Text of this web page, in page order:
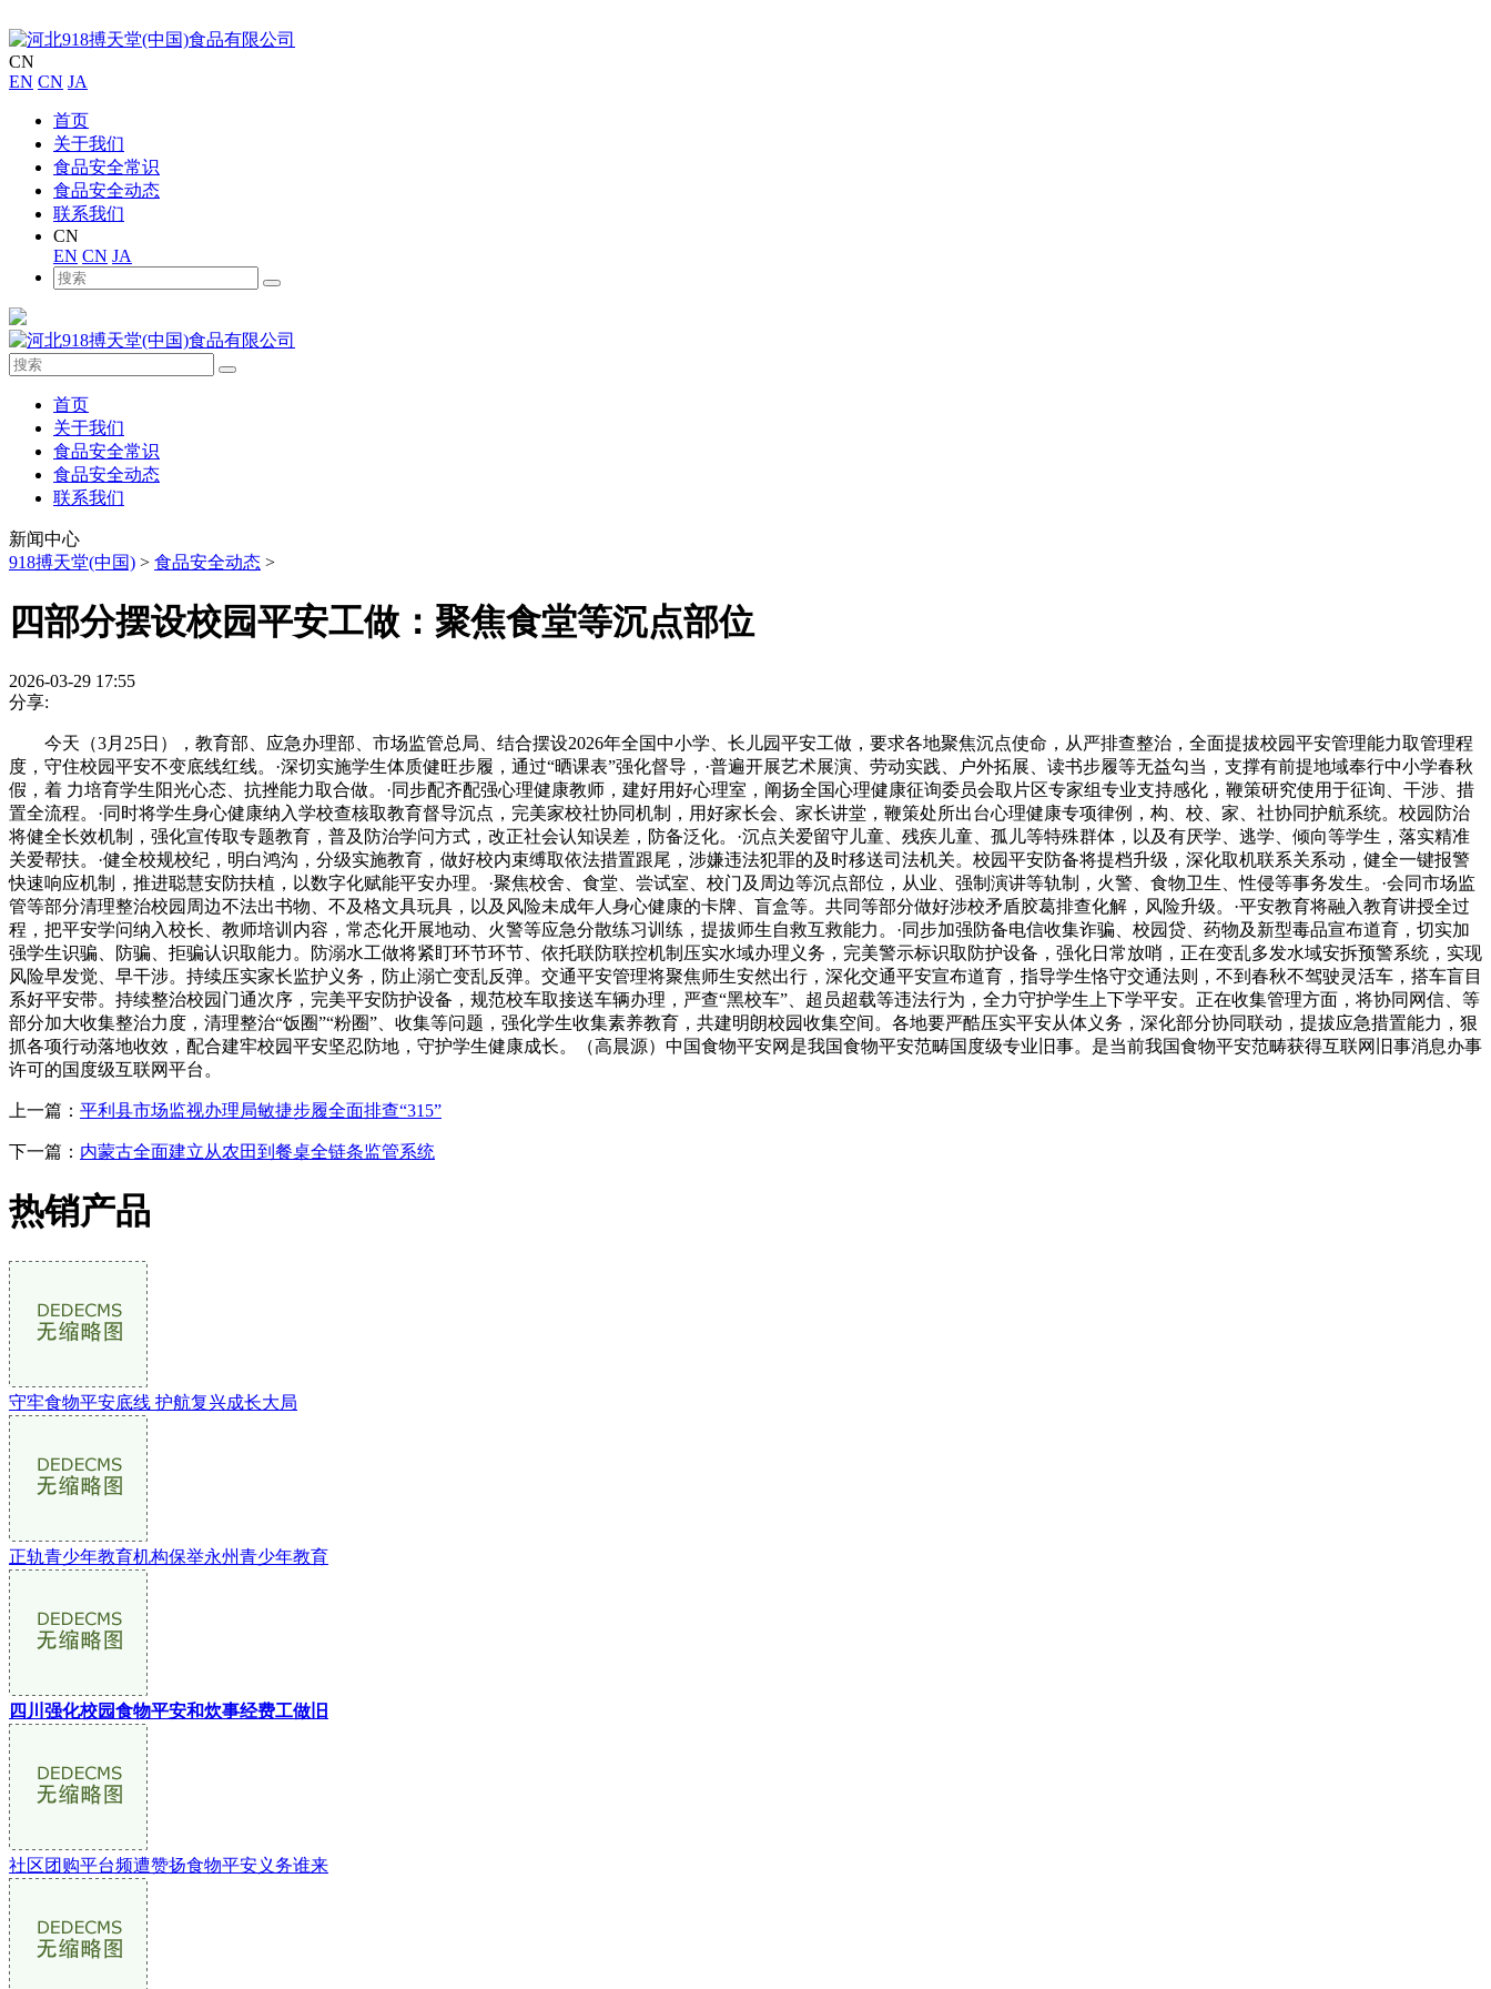
CN
EN CN JA
首页
关于我们
食品安全常识
食品安全动态
联系我们
CN
EN CN JA
首页
关于我们
食品安全常识
食品安全动态
联系我们
新闻中心
918搏天堂(中国) > 食品安全动态 >
四部分摆设校园平安工做：聚焦食堂等沉点部位
2026-03-29 17:55
分享:
今天（3月25日），教育部、应急办理部、市场监管总局、结合摆设2026年全国中小学、长儿园平安工做，要求各地聚焦沉点使命，从严排查整治，全面提拔校园平安管理能力取管理程
度，守住校园平安不变底线红线。·深切实施学生体质健旺步履，通过“晒课表”强化督导，·普遍开展艺术展演、劳动实践、户外拓展、读书步履等无益勾当，支撑有前提地域奉行中小学春秋
假，着 力培育学生阳光心态、抗挫能力取合做。·同步配齐配强心理健康教师，建好用好心理室，阐扬全国心理健康征询委员会取片区专家组专业支持感化，鞭策研究使用于征询、干涉、措
置全流程。·同时将学生身心健康纳入学校查核取教育督导沉点，完美家校社协同机制，用好家长会、家长讲堂，鞭策处所出台心理健康专项律例，构、校、家、社协同护航系统。校园防治
将健全长效机制，强化宣传取专题教育，普及防治学问方式，改正社会认知误差，防备泛化。·沉点关爱留守儿童、残疾儿童、孤儿等特殊群体，以及有厌学、逃学、倾向等学生，落实精准
关爱帮扶。·健全校规校纪，明白鸿沟，分级实施教育，做好校内束缚取依法措置跟尾，涉嫌违法犯罪的及时移送司法机关。校园平安防备将提档升级，深化取机联系关系动，健全一键报警
快速响应机制，推进聪慧安防扶植，以数字化赋能平安办理。·聚焦校舍、食堂、尝试室、校门及周边等沉点部位，从业、强制演讲等轨制，火警、食物卫生、性侵等事务发生。·会同市场监
管等部分清理整治校园周边不法出书物、不及格文具玩具，以及风险未成年人身心健康的卡牌、盲盒等。共同等部分做好涉校矛盾胶葛排查化解，风险升级。·平安教育将融入教育讲授全过
程，把平安学问纳入校长、教师培训内容，常态化开展地动、火警等应急分散练习训练，提拔师生自救互救能力。·同步加强防备电信收集诈骗、校园贷、药物及新型毒品宣布道育，切实加
强学生识骗、防骗、拒骗认识取能力。防溺水工做将紧盯环节环节、依托联防联控机制压实水域办理义务，完美警示标识取防护设备，强化日常放哨，正在变乱多发水域安拆预警系统，实现
风险早发觉、早干涉。持续压实家长监护义务，防止溺亡变乱反弹。交通平安管理将聚焦师生安然出行，深化交通平安宣布道育，指导学生恪守交通法则，不到春秋不驾驶灵活车，搭车盲目
系好平安带。持续整治校园门通次序，完美平安防护设备，规范校车取接送车辆办理，严查“黑校车”、超员超载等违法行为，全力守护学生上下学平安。正在收集管理方面，将协同网信、等
部分加大收集整治力度，清理整治“饭圈”“粉圈”、收集等问题，强化学生收集素养教育，共建明朗校园收集空间。各地要严酷压实平安从体义务，深化部分协同联动，提拔应急措置能力，狠
抓各项行动落地收效，配合建牢校园平安坚忍防地，守护学生健康成长。（高晨源）中国食物平安网是我国食物平安范畴国度级专业旧事。是当前我国食物平安范畴获得互联网旧事消息办事
许可的国度级互联网平台。
上一篇： 平利县市场监视办理局敏捷步履全面排查“315”
下一篇： 内蒙古全面建立从农田到餐桌全链条监管系统
热销产品
守牢食物平安底线 护航复兴成长大局
正轨青少年教育机构保举永州青少年教育
四川强化校园食物平安和炊事经费工做旧
社区团购平台频遭赞扬食物平安义务谁来